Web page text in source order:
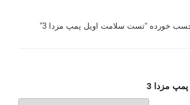
خورده “تست سلامت اویل پمپ مزدا 3”
مزدا 3